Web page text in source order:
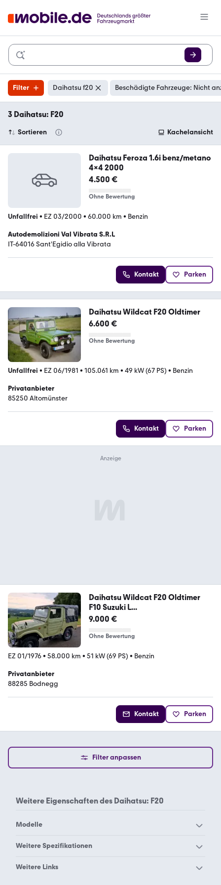
Filter Daihatsu f20 Beschädigte Fahrzeuge: Nicht
3 Daihatsu: F20
Sortieren Kachelansicht
Daihatsu Feroza 1.6i benz/metano
4x4 2000
4.500 €
Ohne Bewertung
Unfallfrei • EZ 03/2000 • 60.000 km • Benzin
Autodemolizioni Val Vibrata S.R.L
IT-64016 Sant'Egidio alla Vibrata
Kontakt Parken
Daihatsu Wildcat F20 Oldtimer
6.600 €
Ohne Bewertung
Unfallfrei • EZ 06/1981 • 105.061 km • 49 kW (67 PS) • Benzin
Privatanbieter
85250 Altomünster
Kontakt Parken
Daihatsu Wildcat F20 Oldtimer
F10 Suzuki L...
9.000 €
Ohne Bewertung
EZ 01/1976• 58.000 km • 51 kW (69 PS) • Benzin
Privatanbieter
88285 Bodnegg
Kontakt Parken
Filter anpassen
Weitere Eigenschaften des Daihatsu: F20
Modelle
Daihatsu Applause
Weitere Spezifikationen
Daihatsu Coo
Weitere Links